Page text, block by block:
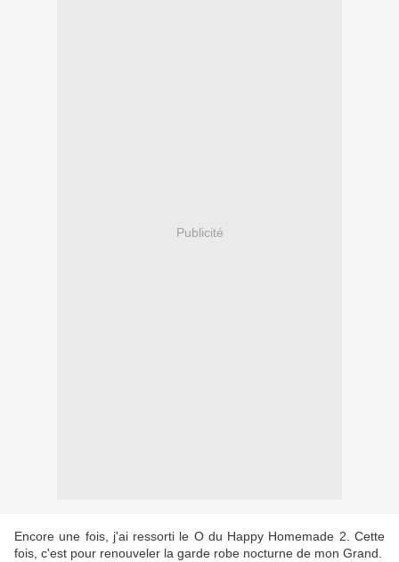
Publicité
Encore une fois, j'ai ressorti le O du Happy Homemade 2. Cette
fois, c'est pour renouveler la garde robe nocturne de mon Grand.